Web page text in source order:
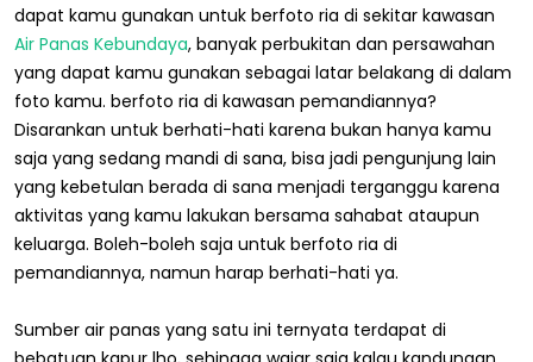
dapat kamu gunakan untuk berfoto ria di sekitar kawasan
Air Panas Kebundaya, banyak perbukitan dan persawahan
yang dapat kamu gunakan sebagai latar belakang di dalam
foto kamu. berfoto ria di kawasan pemandiannya?
Disarankan untuk berhati-hati karena bukan hanya kamu
saja yang sedang mandi di sana, bisa jadi pengunjung lain
yang kebetulan berada di sana menjadi terganggu karena
aktivitas yang kamu lakukan bersama sahabat ataupun
keluarga. Boleh-boleh saja untuk berfoto ria di
pemandiannya, namun harap berhati-hati ya.
Sumber air panas yang satu ini ternyata terdapat di